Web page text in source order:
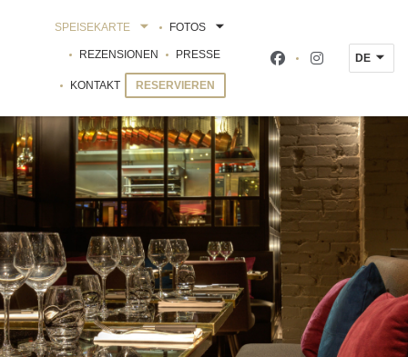
SPEISEKARTE FOTOS
REZENSIONEN PRESSE
KONTAKT RESERVIEREN
Facebook ((öffnet
Instagram
DE